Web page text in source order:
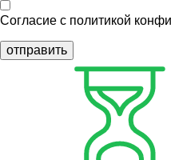
Согласие с политикой
отправить